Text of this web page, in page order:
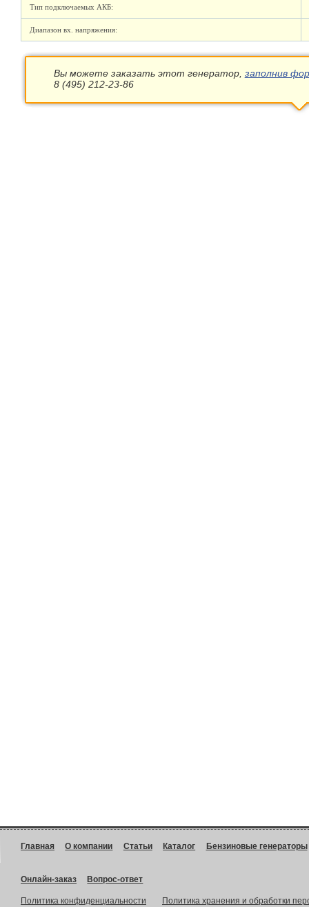
Тип подключаемых АКБ:
Диапазон вх. напряжения:
Вы можете заказать этот генератор, заполнив
8 (495) 212-23-86
Главная О компании Статьи Каталог Бензиновые генераторы
Онлайн-заказ Вопрос-ответ
Политика конфиденциальности
Политика хранения и обработки